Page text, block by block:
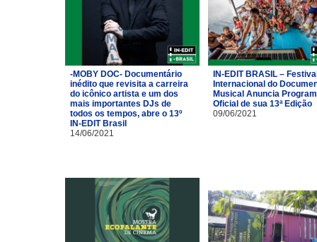
-MOBY DOC- Documentário
inédito que revisita a carreira
do icônico artista e um dos
mais importantes DJs de
todos os tempos, abre o 13º
IN-EDIT Brasil
14/06/2021
IN-EDIT BRASIL –
Internacional do
Musical Anuncia
Oficial de sua 13ª Edição
09/06/2021